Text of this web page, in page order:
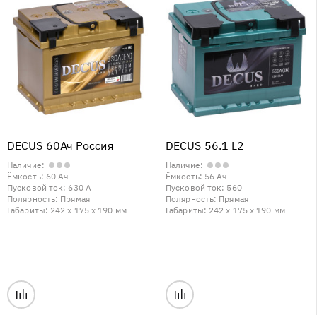
DECUS 60Ач Россия
Наличие:
Ёмкость: 60 Ач
Пусковой ток: 630 А
Полярность: Прямая
Габариты: 242 x 175 x 190 мм
DECUS 56.1 L2
Наличие:
Ёмкость: 56 Ач
Пусковой ток: 560
Полярность: Прямая
Габариты: 242 x 175 x 190 мм